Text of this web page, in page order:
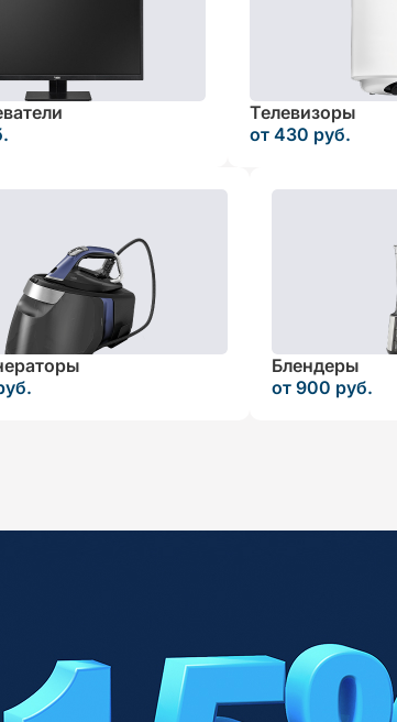
Телевизоры
от 430 руб.
Блендеры
от 900 руб.